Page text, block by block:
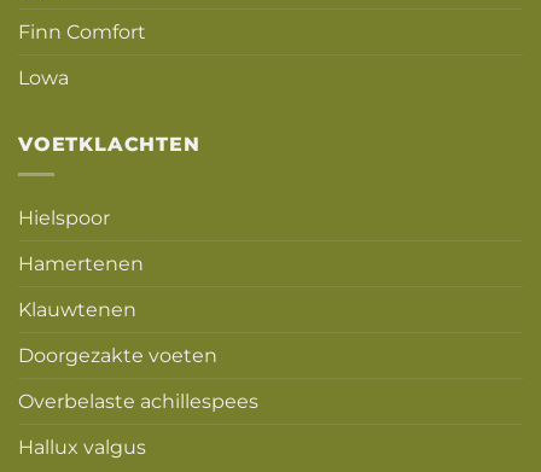
Finn Comfort
Lowa
VOETKLACHTEN
Hielspoor
Hamertenen
Klauwtenen
Doorgezakte voeten
Overbelaste achillespees
Hallux valgus